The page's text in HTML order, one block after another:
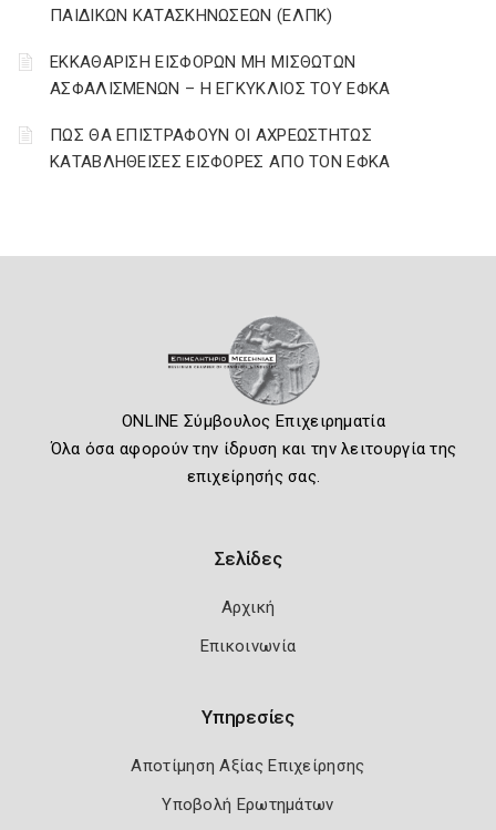
ΠΑΙΔΙΚΩΝ ΚΑΤΑΣΚΗΝΩΣΕΩΝ (ΕΛΠΚ)
ΕΚΚΑΘΑΡΙΣΗ ΕΙΣΦΟΡΩΝ ΜΗ ΜΙΣΘΩΤΩΝ
ΑΣΦΑΛΙΣΜΕΝΩΝ – Η ΕΓΚΥΚΛΙΟΣ ΤΟΥ ΕΦΚΑ
ΠΩΣ ΘΑ ΕΠΙΣΤΡΑΦΟΥΝ ΟΙ ΑΧΡΕΩΣΤΗΤΩΣ
ΚΑΤΑΒΛΗΘΕΙΣΕΣ ΕΙΣΦΟΡΕΣ ΑΠΟ ΤΟΝ ΕΦΚΑ
ONLINE Σύμβουλος Επιχειρηματία
Όλα όσα αφορούν την ίδρυση και την λειτουργία της
επιχείρησής σας.
Σελίδες
Αρχική
Επικοινωνία
Υπηρεσίες
Αποτίμηση Αξίας Επιχείρησης
Υποβολή Ερωτημάτων